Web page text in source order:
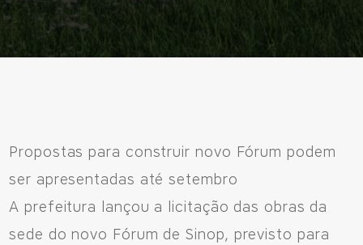
Fale Conosco
Avenida Eiffel, 819 - Aquarela das Artes Bairro Planejado,
Razão Social: Jmd Hamoa Urbanismo Ltda
Propostas para construir novo Fórum podem
ser apresentadas até setembro
A prefeitura lançou a licitação das obras da
sede do novo Fórum de Sinop, previsto para